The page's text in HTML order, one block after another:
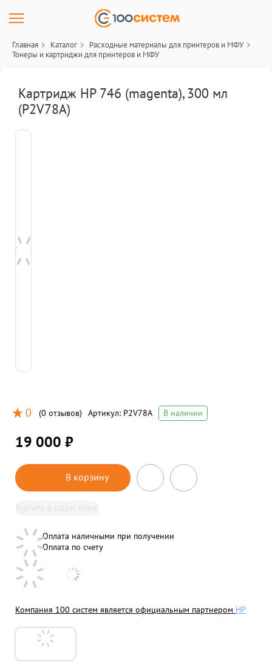
Главная Каталог
Расходные материалы для принтеров и МФУ
Тонеры и картриджи для принтеров и МФУ
Картридж HP 746 (magenta), 300 мл
(P2V78A)
0 (0 отзывов) Артикул: P2V78A В наличии
19 000 ₽
В корзину
Оплата наличными при получении
Оплата по счету
Компания 100 систем является официальным партнером HP